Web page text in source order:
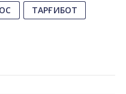
ТАРҒИБОТ